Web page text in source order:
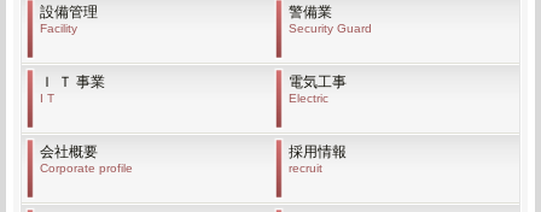
設備管理
Facility
警備業
Security Guard
Ｉ Ｔ 事業
I T
電気工事
Electric
会社概要
Corporate profile
採用情報
recruit